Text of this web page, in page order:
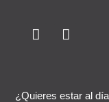
¿Quieres estar al